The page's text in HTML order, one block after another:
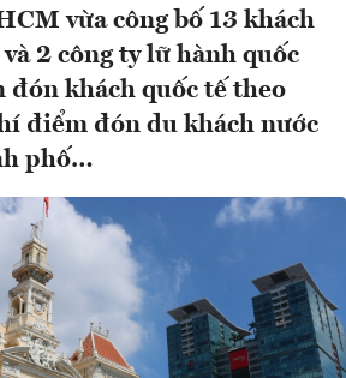
vừa công bố 13 khách
và 2 công ty lữ hành quốc
khách quốc tế theo
điểm đón du khách nước
phố…